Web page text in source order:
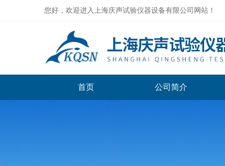
您好，欢迎进入上海庆声试验仪器设备有限公司网站！
首页 公司简介